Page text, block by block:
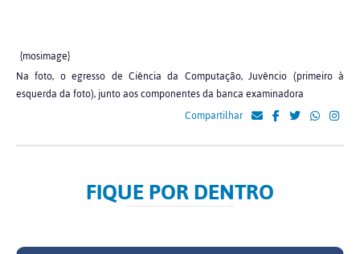
{mosimage}
Na foto, o egresso de Ciência da Computação, Juvêncio (primeiro à
esquerda da foto), junto aos componentes da banca examinadora
Compartilhar
FIQUE POR DENTRO